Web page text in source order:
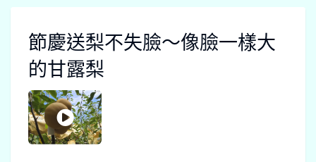
節慶送梨不失臉～像臉一樣大
的甘露梨